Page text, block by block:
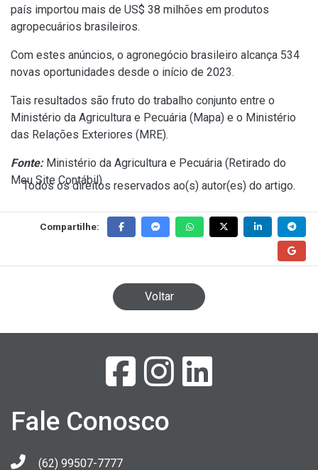
país importou mais de US$ 38 milhões em produtos
agropecuários brasileiros.
Com estes anúncios, o agronegócio brasileiro alcança 534
novas oportunidades desde o início de 2023.
Tais resultados são fruto do trabalho conjunto entre o
Ministério da Agricultura e Pecuária (Mapa) e o Ministério
das Relações Exteriores (MRE).
Fonte:Ministério da Agricultura e Pecuária (Retirado do
Meu Site Contábil)
Todos os direitos reservados ao(s) autor(es) do artigo.
Compartilhe:
Voltar
Fale Conosco
(62) 99507-7777